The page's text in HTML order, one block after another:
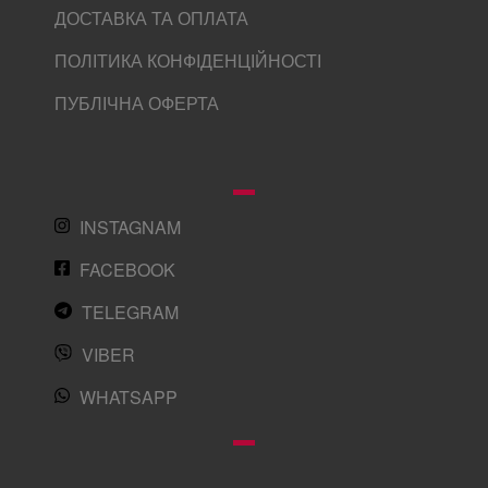
ДОСТАВКА ТА ОПЛАТА
ПОЛІТИКА КОНФІДЕНЦІЙНОСТІ
ПУБЛІЧНА ОФЕРТА
INSTAGNAM
FACEBOOK
TELEGRAM
VIBER
WHATSAPP